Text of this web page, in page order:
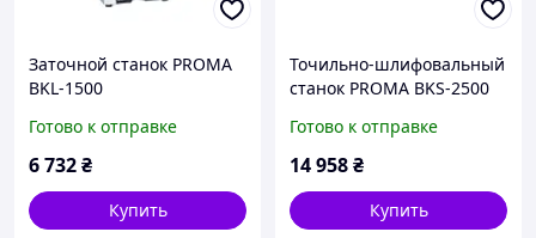
Заточной станок PROMA
BKL-1500
Готово к отправке
6 732₴
Купить
Точильно-шлифовальный
станок PROMA BKS-2500
Готово к отправке
14 958₴
Купить